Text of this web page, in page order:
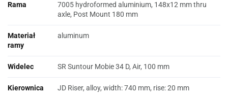
Rama
7005 hydroformed aluminium, 148x12 mm thru
axle, Post Mount 180 mm
Materiał
ramy
aluminum
Widelec SR Suntour Mobie 34 D, Air, 100 mm
Kierownica JD Riser, alloy, width: 740 mm, rise: 20 mm